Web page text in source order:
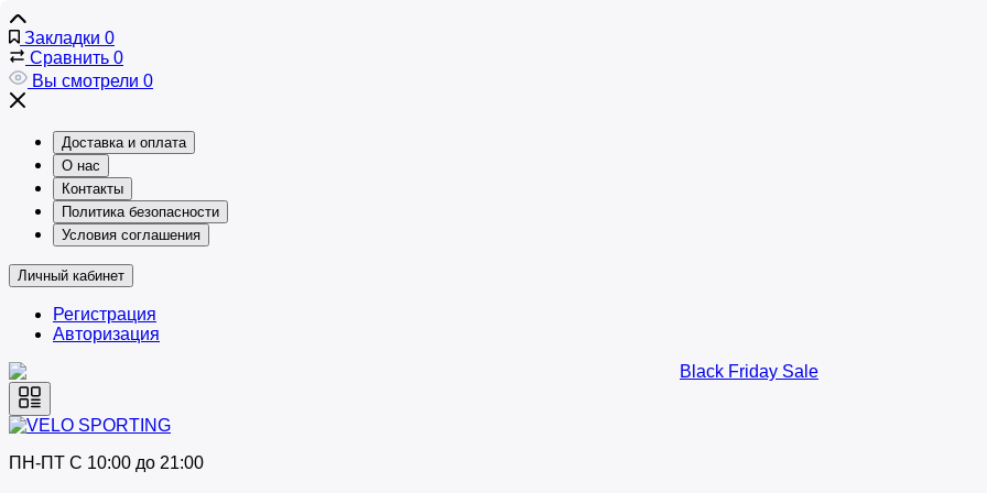
Закладки 0
Сравнить 0
Вы смотрели 0
Доставка и оплата
О нас
Контакты
Политика безопасности
Условия соглашения
Личный кабинет
Регистрация
Авторизация
ПН-ПТ C 10:00 до 21:00